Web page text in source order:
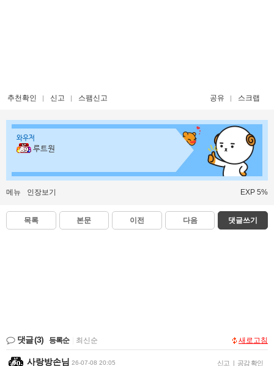
추천확인 신고 스팸신고 공유 스크랩
와우저
루트원
메뉴 인장보기 EXP 5%
목록 본문 이전 다음 댓글쓰기
댓글(3) 등록순 최신순 새로고침
사랑방손님 26-07-08 20:05 신고 공감 확인